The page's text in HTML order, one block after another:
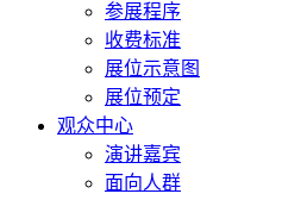
参展程序
收费标准
展位示意图
展位预定
观众中心
演讲嘉宾
面向人群